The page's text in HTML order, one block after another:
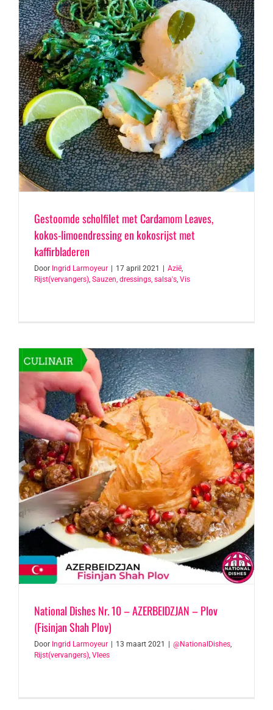
Gestoomde scholfilet met Cardamom Leaves,
kokos-limoendressing en kokosrijst met
kaffirbladeren
Door Ingrid Larmoyeur 17 april 2021 Azië,
Rijst(vervangers), Sauzen, dressings, salsa's, Vis
National Dishes Nr. 10 – AZERBEIDZJAN – Plov
(Fisinjan Shah Plov)
Door Ingrid Larmoyeur 13 maart 2021 @NationalDishes,
Rijst(vervangers), Vlees